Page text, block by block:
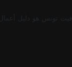
تونس هو دليل